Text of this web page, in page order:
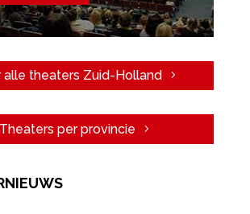
alle theaters Zuid-Holland
Theaters per provincie